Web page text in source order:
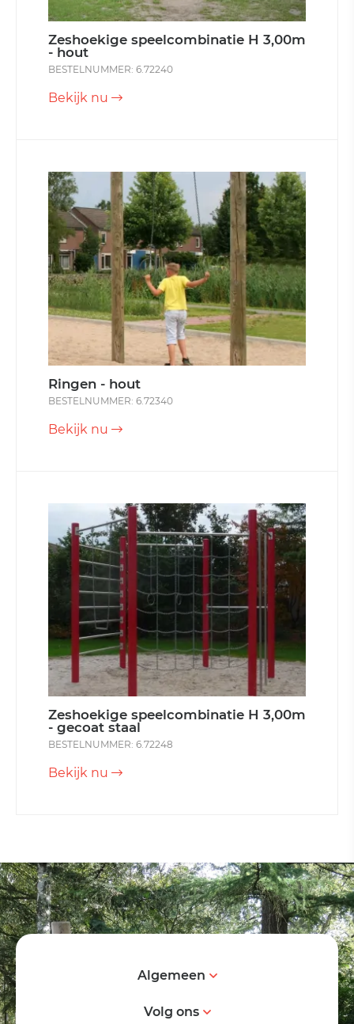
Zeshoekige speelcombinatie H 3,00m
- hout
BESTELNUMMER: 6.72240
Bekijk nu
Ringen - hout
BESTELNUMMER: 6.72340
Bekijk nu
Zeshoekige speelcombinatie H 3,00m
- gecoat staal
BESTELNUMMER: 6.72248
Bekijk nu
Algemeen
Volg ons